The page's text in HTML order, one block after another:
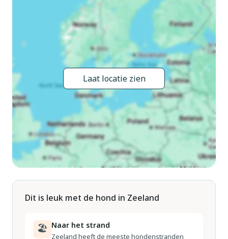
medegebruik: groot, mooie, verzorgde tuin. Terras. In het
huis: bergruimte voor fietsen. Parkeerplaats op 50 m. Winkel,
supermarkt, restaurant, café 300 m, bushalte 500 m,
zandstrand "Burgh-Haamstede & Renesse" 12 km.
Jachthaven 750 m, golfterrein (18 holes) 15 km, surfschool
10 km, zeilschool 10 km, tennis 5 km, wandelroutes 2 km
vanaf het huis, fietspad 1 km, kinderspeelplaats 400 m.
Attracties in de buurt: St. Nicolaaskerk 350 m, Molen 350 m,
Zierikzee 10 km, diverse musea 10 km, Port Zëlande 15 km,
Neeltje Jansz Deltapark 22 km. Bekende meren kunnen
gemakkelijk worden bereikt: Grevelingenmeer 1 km.
Wandelgebied Jacob Katsroute 200 m, Wandelroute Kreek
Schelpenhoek 9 km, National Park Oosterschelde 7 km. Baby
uitrusting (incl.). De eigenaar woont op hetzelfde terrein. De
woning bevindt zich in een voor verkeer beperkte zone.
Laat locatie zien
Dit is leuk met de hond in Zeeland
🏖 Naar het strand
Zeeland heeft de meeste hondenstranden